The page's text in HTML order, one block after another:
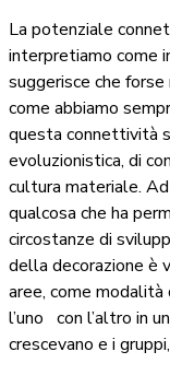
La potenziale
interpretiamo come
suggerisce che forse
come abbiamo
questa connettività
evoluzionistica, di
cultura materiale.
qualcosa che ha
circostanze di
della decorazione è
aree, come modalità
l’uno con l’altro in
crescevano e i